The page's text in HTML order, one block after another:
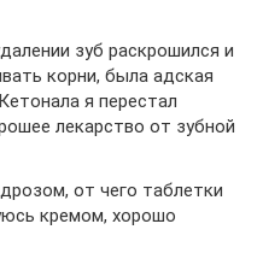
зуб раскрошился и
корни, была адская
я перестал
лекарство от зубной
от чего таблетки
кремом, хорошо